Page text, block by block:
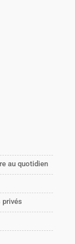
au quotidien